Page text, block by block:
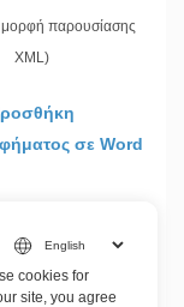
μορφή παρουσίασης
XML)
σε Word
σε XLSX
cookies for
site, you agree